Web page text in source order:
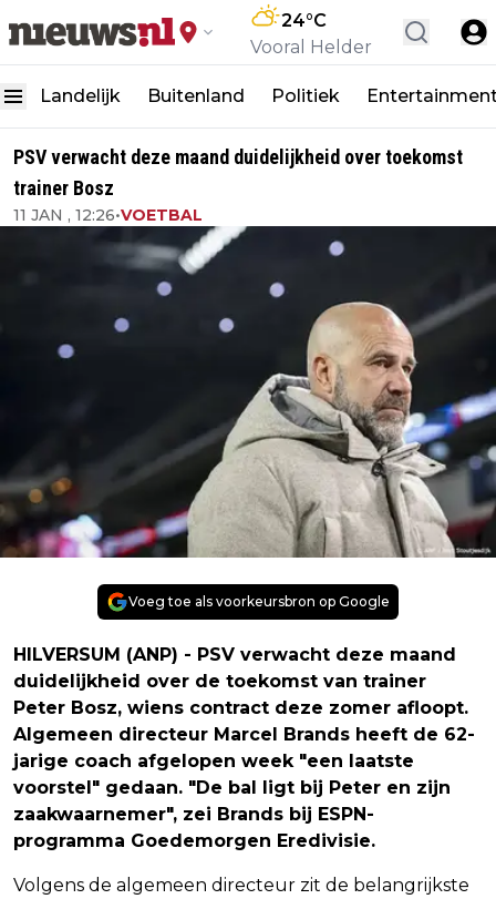
24°C
Vooral Helder
Landelijk Buitenland Politiek
PSV verwacht deze maand duidelijkheid over toekomst
trainer Bosz
11 JAN , 12:26•VOETBAL
Voeg toe als voorkeursbron op Google
HILVERSUM (ANP) - PSV verwacht deze maand
duidelijkheid over de toekomst van trainer
Peter Bosz, wiens contract deze zomer afloopt.
Algemeen directeur Marcel Brands heeft de 62-
jarige coach afgelopen week "een laatste
voorstel" gedaan. "De bal ligt bij Peter en zijn
zaakwaarnemer", zei Brands bij ESPN-
programma Goedemorgen Eredivisie.
Volgens de algemeen directeur zit de belangrijkste